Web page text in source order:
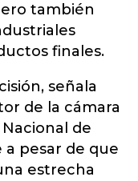
también
finales.
señala
de la cámara
de
a pesar de que
estrecha